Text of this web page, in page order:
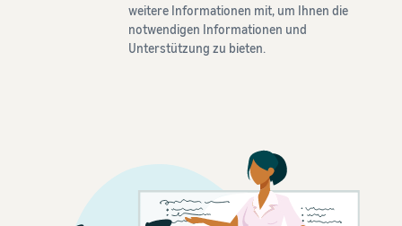
weitere Informationen mit, um Ihnen die
notwendigen Informationen und
Unterstützung zu bieten.